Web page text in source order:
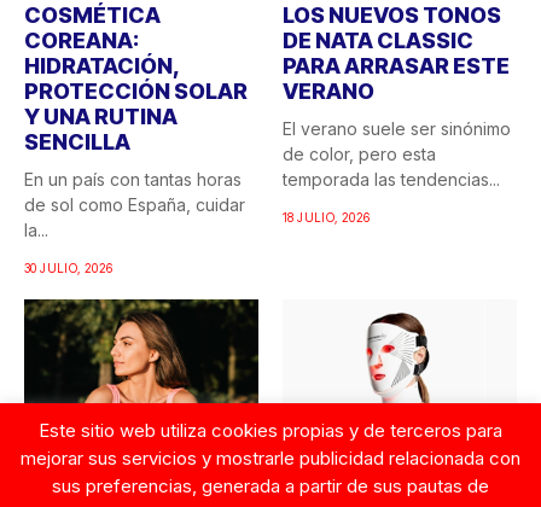
COSMÉTICA
COREANA:
HIDRATACIÓN,
PROTECCIÓN SOLAR
Y UNA RUTINA
SENCILLA
En un país con tantas horas
de sol como España, cuidar
la...
30 JULIO, 2026
LOS NUEVOS TONOS
DE NATA CLASSIC
PARA ARRASAR ESTE
VERANO
El verano suele ser sinónimo
de color, pero esta
temporada las tendencias...
18 JULIO, 2026
Este sitio web utiliza cookies propias y de terceros para
mejorar sus servicios y mostrarle publicidad relacionada con
sus preferencias, generada a partir de sus pautas de